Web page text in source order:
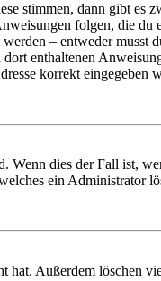
stimmen, dann gibt es
folgen, die
– entweder musst
enthaltenen
korrekt eingegeben
dies der Fall ist,
ein Administrator
Außerdem löschen